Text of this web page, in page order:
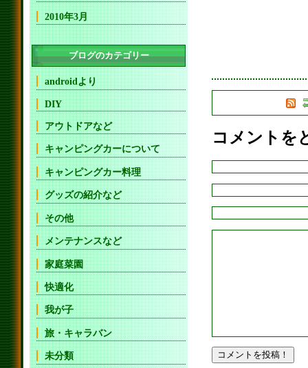
コメントを
2010年3月
ブログのカテゴリー
androidより
DIY
アウトドアなど
キャンピングカーについて
キャンピングカー料理
グッズの紹介など
その他
メンテナンスなど
家庭菜園
快適化
我が子
旅・キャラバン
未分類